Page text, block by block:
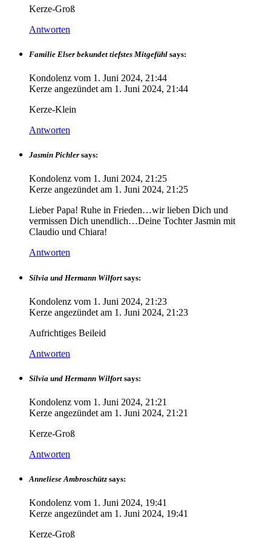
Kerze-Groß
Antworten
Familie Elser bekundet tiefstes Mitgefühl says:
Kondolenz vom 1. Juni 2024, 21:44
Kerze angezündet am 1. Juni 2024, 21:44
Kerze-Klein
Antworten
Jasmin Pichler says:
Kondolenz vom 1. Juni 2024, 21:25
Kerze angezündet am 1. Juni 2024, 21:25
Lieber Papa! Ruhe in Frieden…wir lieben Dich und
vermissen Dich unendlich…Deine Tochter Jasmin mit
Claudio und Chiara!
Antworten
Silvia und Hermann Wilfort says:
Kondolenz vom 1. Juni 2024, 21:23
Kerze angezündet am 1. Juni 2024, 21:23
Aufrichtiges Beileid
Antworten
Silvia und Hermann Wilfort says:
Kondolenz vom 1. Juni 2024, 21:21
Kerze angezündet am 1. Juni 2024, 21:21
Kerze-Groß
Antworten
Anneliese Ambroschütz says:
Kondolenz vom 1. Juni 2024, 19:41
Kerze angezündet am 1. Juni 2024, 19:41
Kerze-Groß